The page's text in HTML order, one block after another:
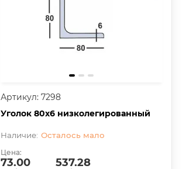
Артикул: 7298
Уголок 80х6 низколегированный
Осталось мало
Цена:
73.00 537.28